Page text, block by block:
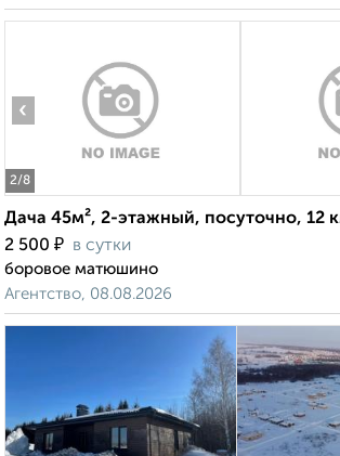
2/8
‹
Дача 45м², 2-этажный, посуточно, 12
2 500 ₽ в сутки
боровое матюшино
Агентство, 08.08.2026